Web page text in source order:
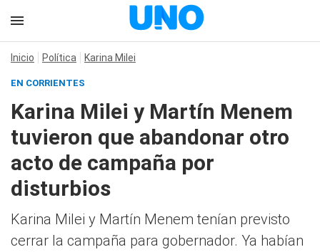
Inicio Política Karina Milei
EN CORRIENTES
Karina Milei y Martín Menem
tuvieron que abandonar otro
acto de campaña por
disturbios
Karina Milei y Martín Menem tenían previsto
cerrar la campaña para gobernador. Ya habían